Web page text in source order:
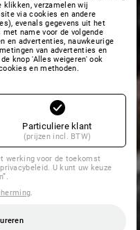
klikken, verzamelen wij
via cookies en andere
evenals gegevens uit het
name voor de volgende
en advertenties, nauwkeurige
van advertenties en
knop 'Alles weigeren' ook
en methoden.
Particuliere klant
(prijzen incl. BTW)
werking voor de toekomst
U kunt uw keuze
.